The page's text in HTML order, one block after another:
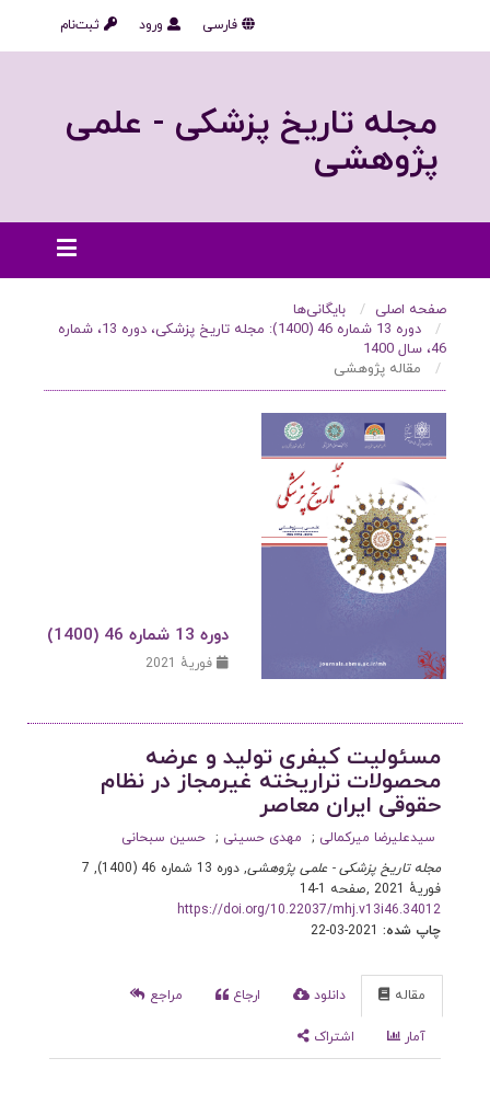
ثبت‌نام ورود فارسی
مجله تاریخ پزشکی - علمی
پژوهشی
صفحه اصلی
بایگانی‌ها
دوره 13 شماره 46 (1400): مجله تاریخ پزشکی، دوره 13، شماره
46، سال 1400
مقاله پژوهشی
دوره 13 شماره 46 (1400)
فوریهٔ 2021
مسئولیت کیفری تولید و عرضه
محصولات تراریخته غیرمجاز در نظام
حقوقی ایران معاصر
سیدعلیرضا میرکمالی مهدی حسینی
حسین سبحانی
مجله تاریخ پزشکی - علمی پژوهشی
, دوره 13 شماره 46 (1400), 7
فوریهٔ 2021
,صفحه 1-14
https://doi.org/10.22037/mhj.v13i46.34012
چاپ شده:
مقاله دانلود ارجاع مراجع
آمار اشتراک